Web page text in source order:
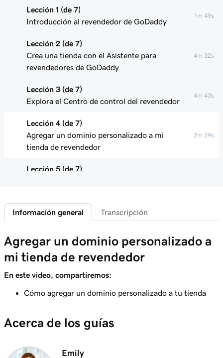
Lección 1 (de 7)
Introducción al revendedor de GoDaddy
1m 49s
Lección 2 (de 7)
Crea una tienda con el Asistente para
revendedores de GoDaddy
4m 32s
Lección 3 (de 7)
Explora el Centro de control del revendedor
4m 43s
Lección 4 (de 7)
Agregar un dominio personalizado a mi
tienda de revendedor
2m 29s
Lección 5 (de 7)
Lección 6 (de 7)
para mi tienda
Lección 7 (de 7)
Resumen de precios de revendedor de
Información general Transcripción
Agregar un dominio personalizado a
mi tienda de revendedor
En este video, compartiremos:
Cómo agregar un dominio personalizado a tu tienda
Acerca de los guías
Emily